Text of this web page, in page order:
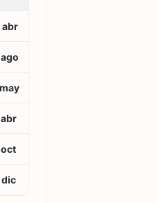
oct
dic